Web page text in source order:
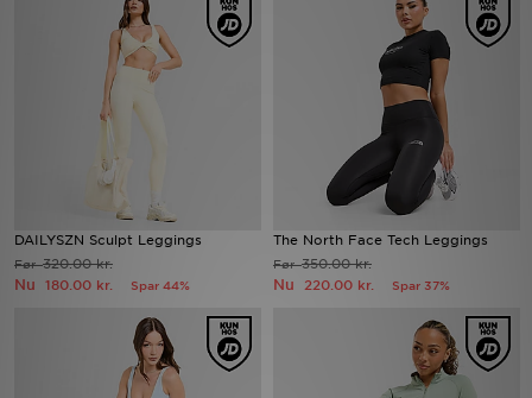
DAILYSZN Sculpt Leggings
Før320.00 kr.
Nu 180.00 kr. Spar 44%
The North Face Tech Leggings
Før350.00 kr.
Nu 220.00 kr. Spar 37%
Bestsellers